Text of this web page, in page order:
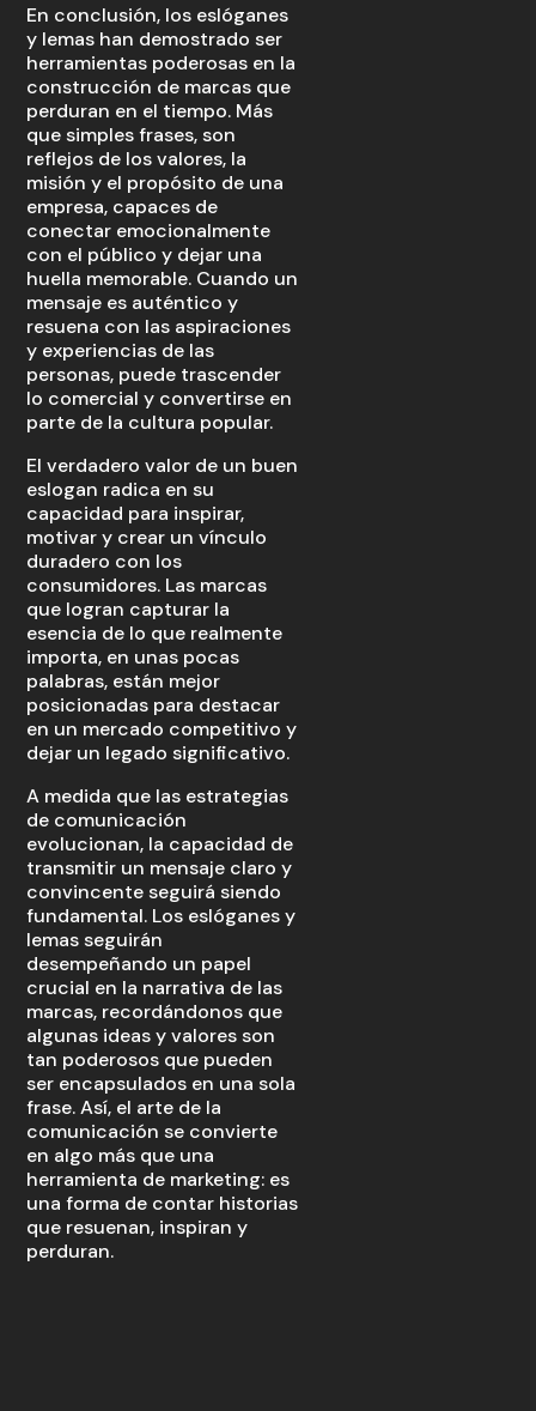
En conclusión, los eslóganes
y lemas han demostrado ser
herramientas poderosas en la
construcción de marcas que
perduran en el tiempo. Más
que simples frases, son
reflejos de los valores, la
misión y el propósito de una
empresa, capaces de
conectar emocionalmente
con el público y dejar una
huella memorable. Cuando un
mensaje es auténtico y
resuena con las aspiraciones
y experiencias de las
personas, puede trascender
lo comercial y convertirse en
parte de la cultura popular.
El verdadero valor de un buen
eslogan radica en su
capacidad para inspirar,
motivar y crear un vínculo
duradero con los
consumidores. Las marcas
que logran capturar la
esencia de lo que realmente
importa, en unas pocas
palabras, están mejor
posicionadas para destacar
en un mercado competitivo y
dejar un legado significativo.
A medida que las estrategias
de comunicación
evolucionan, la capacidad de
transmitir un mensaje claro y
convincente seguirá siendo
fundamental. Los eslóganes y
lemas seguirán
desempeñando un papel
crucial en la narrativa de las
marcas, recordándonos que
algunas ideas y valores son
tan poderosos que pueden
ser encapsulados en una sola
frase. Así, el arte de la
comunicación se convierte
en algo más que una
herramienta de marketing: es
una forma de contar historias
que resuenan, inspiran y
perduran.